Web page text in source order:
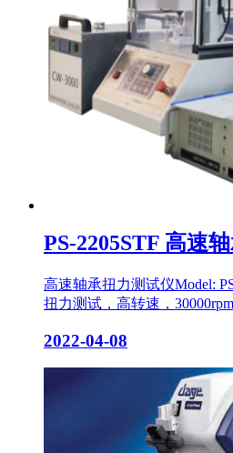
PS-2205STF 高速
高速轴承扭力测试仪Model:
扭力测试，高转速，
2022-04-08